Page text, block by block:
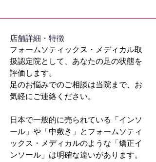
​店舗詳細・特徴
フォームソティックス・メディカル取
扱認定院として、あなたの足の状態を
評価します。
足のお悩みでのご相談は当院まで、お
気軽にご連絡ください。
日本で一般的に売られている「インソ
ール」や「中敷き」とフォームソティ
ックス・メディカルのような「矯正イ
ンソール」は明確な違いがあります。